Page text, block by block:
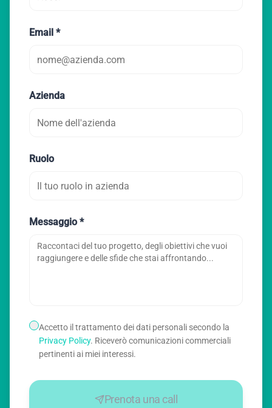
Email *
Azienda
Ruolo
Messaggio *
Accetto il trattamento dei dati personali secondo la
Privacy Policy. Riceverò comunicazioni commerciali
pertinenti ai miei interessi.
Prenota una call